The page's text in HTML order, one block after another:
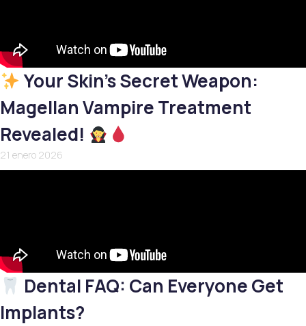
Your Skin’s Secret Weapon:
Magellan Vampire Treatment
Revealed!
21 enero 2026
Dental FAQ: Can Everyone Get
Implants?